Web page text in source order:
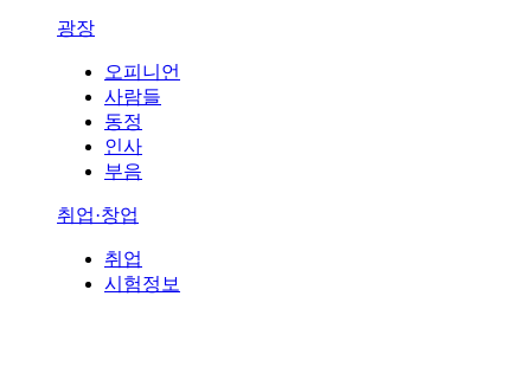
광장
오피니언
사람들
동정
인사
부음
취업·창업
취업
시험정보